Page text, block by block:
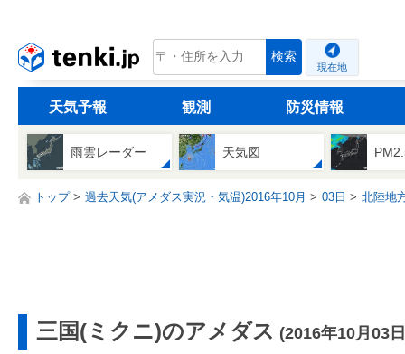
tenki.jp 検索
現在地
天気予報 観測 防災情報
雨雲レーダー 天気図
トップ 過去天気(アメダス実況・気温)2016年10月 03日 北陸地
三国(ミクニ)のアメダス (2016年10月03